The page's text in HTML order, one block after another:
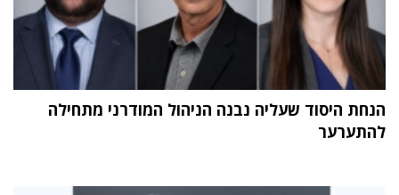
הנחת היסוד שעליה נבנה הניהול המודרני מתחילה
להתערער